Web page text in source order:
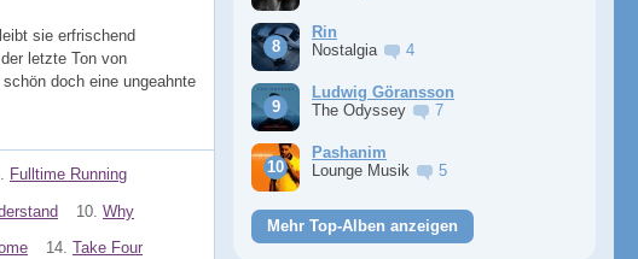
sie erfrischend
letzte Ton von
doch eine ungeahnte
Fulltime Running
10. Why
14. Take Four
Rin
Nostalgia
4
Ludwig Göransson
The Odyssey
7
Pashanim
Lounge Musik
5
Mehr Top-Alben anzeigen